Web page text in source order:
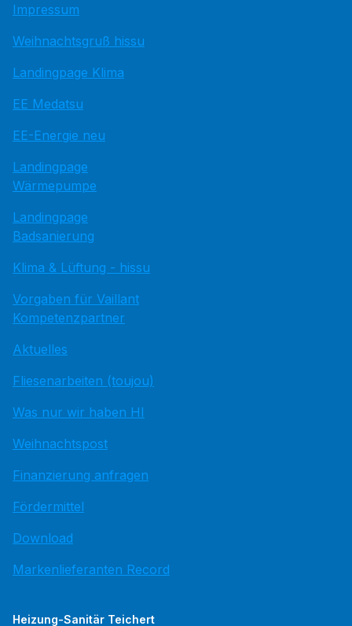
Impressum
Weihnachtsgruß hissu
Landingpage Klima
EE Medatsu
EE-Energie neu
Landingpage
Wärmepumpe
Landingpage
Badsanierung
Klima & Lüftung - hissu
Vorgaben für Vaillant
Kompetenzpartner
Aktuelles
Fliesenarbeiten (toujou)
Was nur wir haben HI
Weihnachtspost
Finanzierung anfragen
Fördermittel
Download
Markenlieferanten Record
Heizung-Sanitär Teichert